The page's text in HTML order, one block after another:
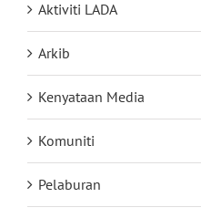
Aktiviti LADA
Arkib
Kenyataan Media
Komuniti
Pelaburan